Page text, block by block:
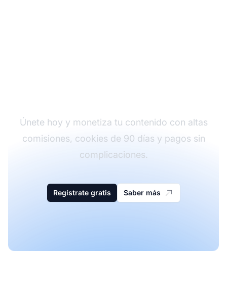
Únete hoy y monetiza tu contenido con altas
comisiones, cookies de 90 días y pagos sin
complicaciones.
Regístrate gratis Saber más